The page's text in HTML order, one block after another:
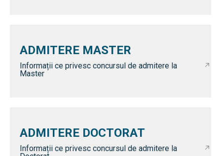
ADMITERE MASTER
Informații ce privesc concursul de admitere la
Master
ADMITERE DOCTORAT
Informații ce privesc concursul de admitere la